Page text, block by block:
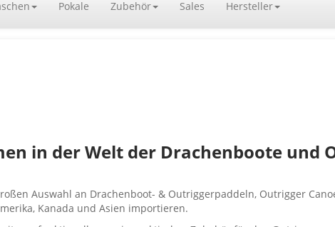
Pokale Zubehör Sales Hersteller
in der Welt der Drachenboote und
Auswahl an Drachenboot- & Outriggerpaddeln, Outrigger
Kanada und Asien importieren.